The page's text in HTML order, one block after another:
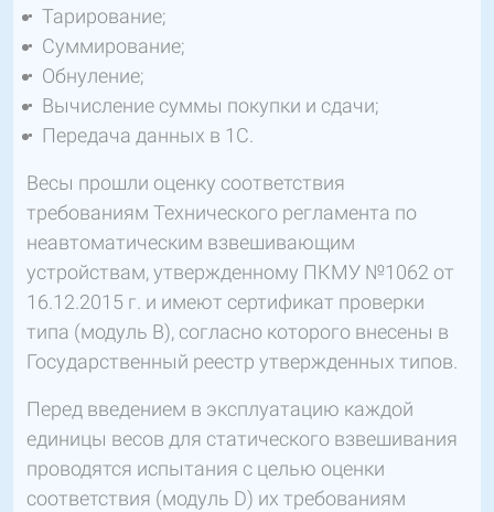
Тарирование;
Суммирование;
Обнуление;
Вычисление суммы покупки и сдачи;
Передача данных в 1С.
Весы прошли оценку соответствия
требованиям Технического регламента по
неавтоматическим взвешивающим
устройствам, утвержденному ПКМУ №1062 от
16.12.2015 г. и имеют сертификат проверки
типа (модуль В), согласно которого внесены в
Государственный реестр утвержденных типов.
Перед введением в эксплуатацию каждой
единицы весов для статического взвешивания
проводятся испытания с целью оценки
соответствия (модуль D) их требованиям